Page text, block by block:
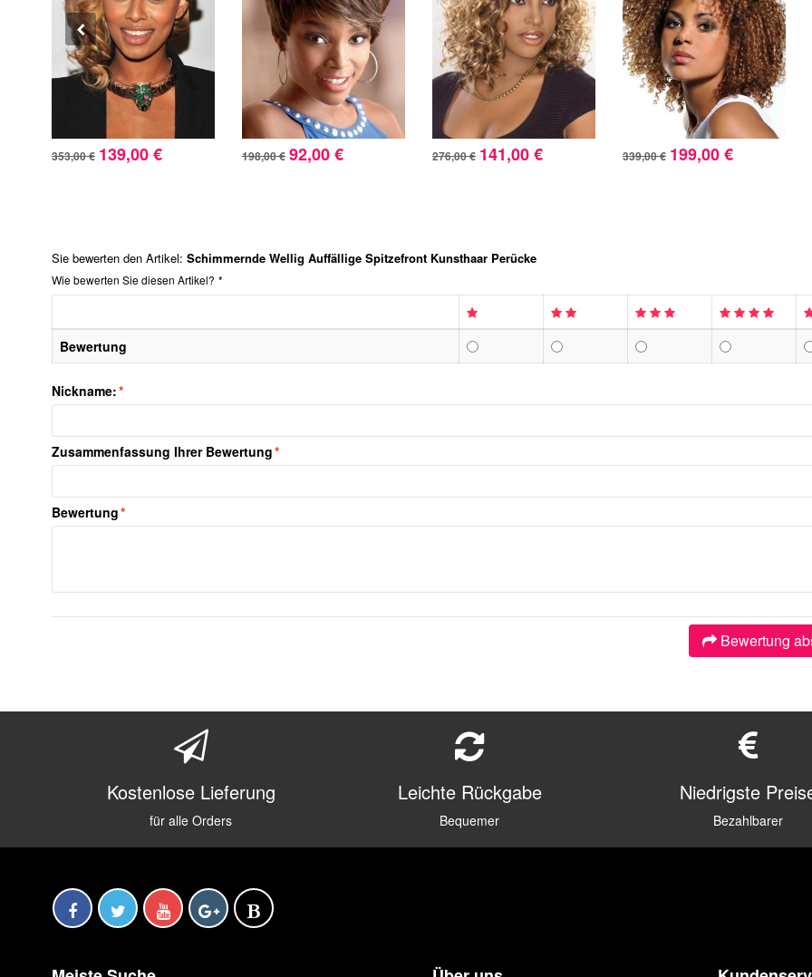
353,00 € 139,00 € 198,00 € 92,00 € 276,00 € 141,00 € 339,00 € 199,00 €
Sie bewerten den Artikel: Schimmernde Wellig Auffällige Spitzefront Kunsthaar Perücke
Wie bewerten Sie diesen Artikel? *
Bewertung
*
Nickname:
*
Zusammenfassung Ihrer Bewertung
*
Bewertung
Bewertung
Kostenlose Lieferung
für alle Orders
Leichte Rückgabe
Bequemer
Niedrigste
Bezahlbarer